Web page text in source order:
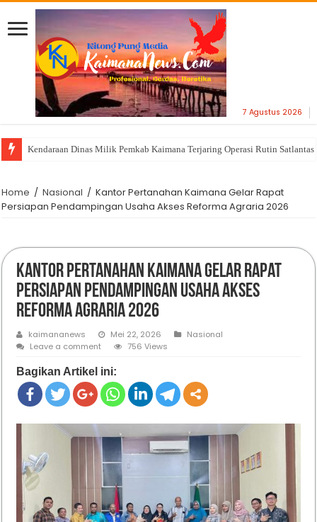
7 Agustus 2026
Kendaraan Dinas Milik Pemkab Kaimana Terjaring Operasi Rutin Satlantas
Home / Nasional / Kantor Pertanahan Kaimana Gelar Rapat
Persiapan Pendampingan Usaha Akses Reforma Agraria 2026
Kantor Pertanahan Kaimana Gelar Rapat
Persiapan Pendampingan Usaha Akses
Reforma Agraria 2026
kaimananews Mei 22, 2026
Nasional
Leave a comment
756 Views
Bagikan Artikel ini: